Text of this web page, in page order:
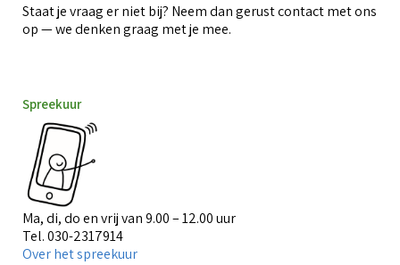
Staat je vraag er niet bij? Neem dan gerust contact met ons
op — we denken graag met je mee.
Spreekuur
Ma, di, do en vrij van 9.00 – 12.00 uur
Tel. 030-2317914
Over het spreekuur